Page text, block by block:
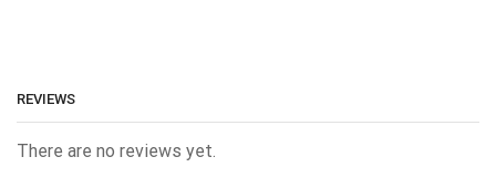
REVIEWS
There are no reviews yet.